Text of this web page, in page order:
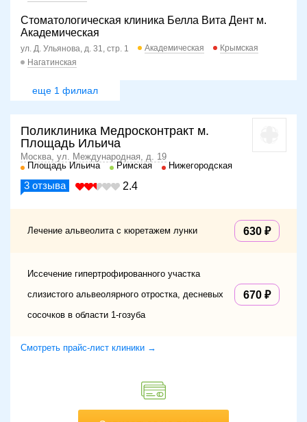
Стоматологическая клиника Белла Вита Дент м.
Академическая
ул. Д. Ульянова, д. 31, стр. 1 Академическая
Крымская
Нагатинская
еще 1 филиал
Поликлиника Медросконтракт м.
Площадь Ильича
Москва, ул. Международная, д. 19
Площадь Ильича
Римская Нижегородская
3 отзыва 2.4
Лечение альвеолита с кюретажем лунки 630
Иссечение гипертрофированного участка
слизистого альвеолярного отростка, десневых
сосочков в области 1-гозуба
670
Смотреть прайс-лист клиники →